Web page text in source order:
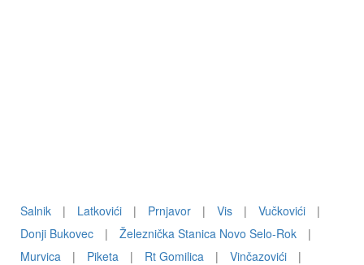
Salnik | Latkovići | Prnjavor | Vis | Vučkovići
|
Donji Bukovec
| Železnička Stanica Novo Selo-Rok
|
Murvica
| Piketa | Rt Gomilica | Vinčazovići
|